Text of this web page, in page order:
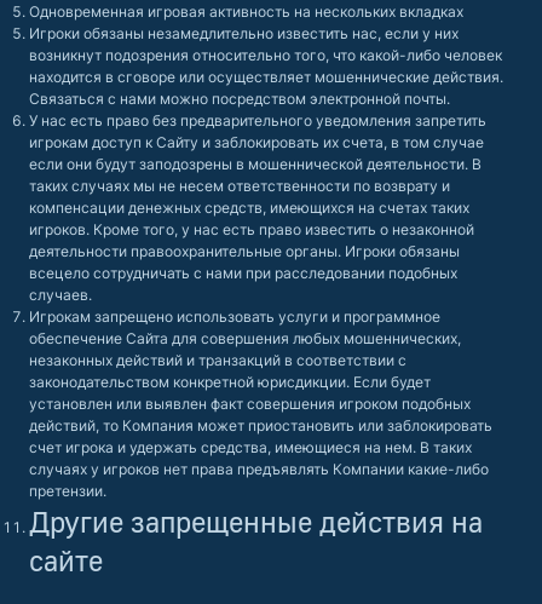
Одновременная игровая активность на нескольких вкладках
Игроки обязаны незамедлительно известить нас, если у них
возникнут подозрения относительно того, что какой-либо человек
находится в сговоре или осуществляет мошеннические действия.
Связаться с нами можно посредством электронной почты.
У нас есть право без предварительного уведомления запретить
игрокам доступ к Сайту и заблокировать их счета, в том случае
если они будут заподозрены в мошеннической деятельности. В
таких случаях мы не несем ответственности по возврату и
компенсации денежных средств, имеющихся на счетах таких
игроков. Кроме того, у нас есть право известить о незаконной
деятельности правоохранительные органы. Игроки обязаны
всецело сотрудничать с нами при расследовании подобных
случаев.
Игрокам запрещено использовать услуги и программное
обеспечение Сайта для совершения любых мошеннических,
незаконных действий и транзакций в соответствии с
законодательством конкретной юрисдикции. Если будет
установлен или выявлен факт совершения игроком подобных
действий, то Компания может приостановить или заблокировать
счет игрока и удержать средства, имеющиеся на нем. В таких
случаях у игроков нет права предъявлять Компании какие-либо
претензии.
Другие запрещенные действия на
сайте